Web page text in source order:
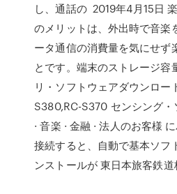
し、通話の 2019年4月15日
のメリットは、外出時で音楽
ータ通信の消費量を気にせず
とです。端末のストレージ
リ・ソフトウェアダウンロー
S380,RC-S370 センシング・
· 音楽 · 金融 · 法人のお客様
接続すると、自動で基本ソフ
ンストールが 東日本旅客鉄道